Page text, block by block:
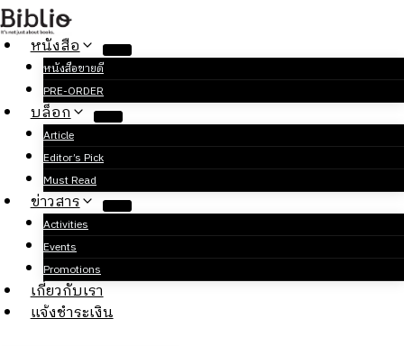
Skip
to
contentหนังสือ
หนังสือขายดี
PRE-ORDER
บล็อก
Article
Editor’s Pick
Must Read
ข่าวสาร
Activities
Events
Promotions
เกี่ยวกับเรา
แจ้งชำระเงิน